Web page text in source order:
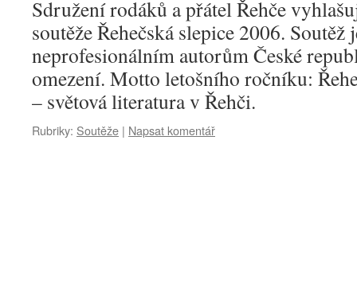
Sdružení rodáků a přátel Řehče
soutěže Řehečská slepice 2006.
neprofesionálním autorům České
omezení. Motto letošního ročníku:
– světová literatura v Řehči.
Rubriky: Soutěže | Napsat komentář